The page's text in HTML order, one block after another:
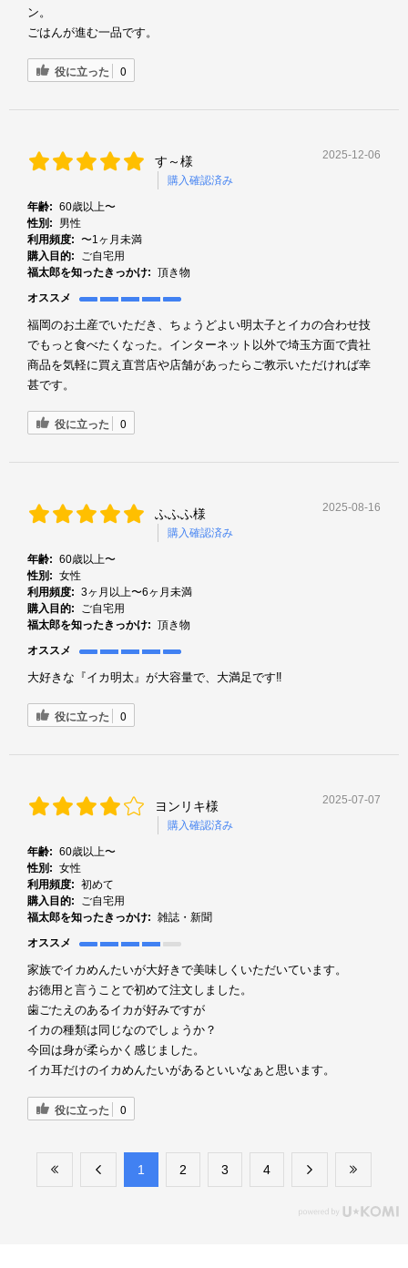
ン。
ごはんが進む一品です。
役に立った 0
す～様
購入確認済み
2025-12-06
年齢: 60歳以上〜
性別:
男性
利用頻度: 〜1ヶ月未満
購入目的:
ご自宅用
福太郎を知ったきっかけ: 頂き物
オススメ
福岡のお土産でいただき、ちょうどよい明太子とイカの合わせ技
でもっと食べたくなった。インターネット以外で埼玉方面で貴社
商品を気軽に買え直営店や店舗があったらご教示いただければ幸
甚です。
役に立った 0
ふふふ様
購入確認済み
2025-08-16
年齢: 60歳以上〜
性別: 女性
利用頻度: 3ヶ月以上〜6ヶ月未満
購入目的:
ご自宅用
福太郎を知ったきっかけ: 頂き物
オススメ
大好きな『イカ明太』が大容量で、大満足です‼️
役に立った 0
ヨンリキ様
購入確認済み
2025-07-07
年齢: 60歳以上〜
性別: 女性
利用頻度: 初めて
購入目的:
ご自宅用
福太郎を知ったきっかけ: 雑誌・新聞
オススメ
家族でイカめんたいが大好きで美味しくいただいています。
お徳用と言うことで初めて注文しました。
歯ごたえのあるイカが好みですが
イカの種類は同じなのでしょうか？
今回は身が柔らかく感じました。
イカ耳だけのイカめんたいがあるといいなぁと思います。
役に立った 0
​1 ​2 ​3 ​4